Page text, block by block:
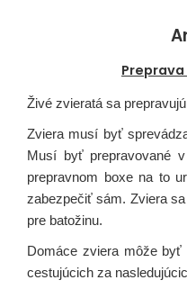
Živé zvieratá sa
Zviera musí byť
Musí byť prepravované
prepravnom boxe na to
zabezpečiť sám. Zviera
pre batožinu.
Domáce zviera môže byť
cestujúcich za